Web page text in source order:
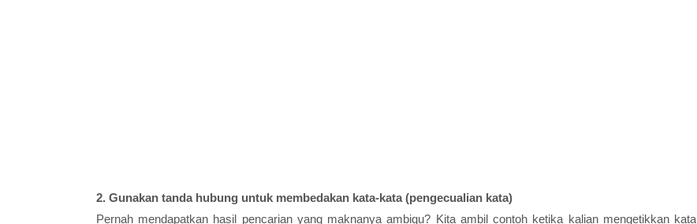
2. Gunakan tanda hubung untuk membedakan kata-kata (pengecualian kata)
Pernah mendapatkan hasil pencarian yang maknanya ambigu? Kita ambil contoh ketika kalian mengetikkan kata